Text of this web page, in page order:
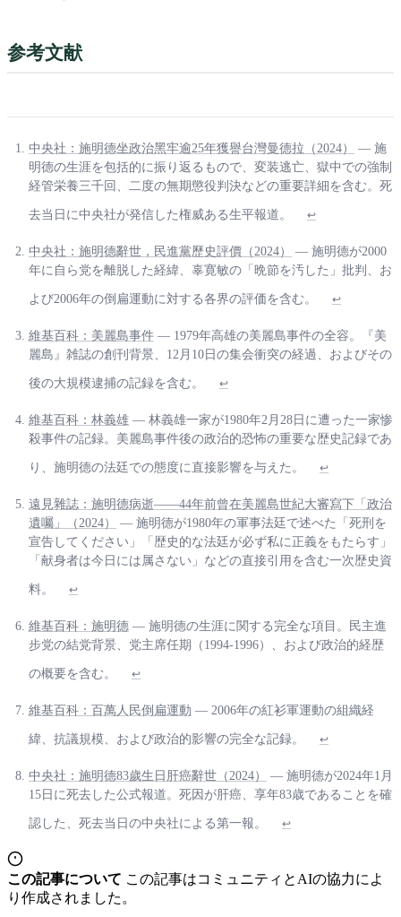
参考文献
中央社：施明德坐政治黑牢逾25年獲譽台灣曼德拉（2024）
— 施
明德の生涯を包括的に振り返るもので、変装逃亡、獄中での強制
経管栄養三千回、二度の無期懲役判決などの重要詳細を含む。死
去当日に中央社が発信した権威ある生平報道。 ↩
中央社：施明德辭世，民進黨歷史評價（2024）
— 施明德が2000
年に自ら党を離脱した経緯、辜寛敏の「晩節を汚した」批判、お
よび2006年の倒扁運動に対する各界の評価を含む。 ↩
維基百科：美麗島事件 — 1979年高雄の美麗島事件の全容。『美
麗島』雑誌の創刊背景、12月10日の集会衝突の経過、およびその
後の大規模逮捕の記録を含む。 ↩
維基百科：林義雄 — 林義雄一家が1980年2月28日に遭った一家惨
殺事件の記録。美麗島事件後の政治的恐怖の重要な歴史記録であ
り、施明德の法廷での態度に直接影響を与えた。 ↩
遠見雜誌：施明德病逝——44年前曾在美麗島世紀大審寫下「政治
遺囑」（2024）
— 施明德が1980年の軍事法廷で述べた「死刑を
宣告してください」「歴史的な法廷が必ず私に正義をもたらす」
「献身者は今日には属さない」などの直接引用を含む一次歴史資
料。 ↩
維基百科：施明德 — 施明德の生涯に関する完全な項目。民主進
步党の結党背景、党主席任期（1994-1996）、および政治的経歴
の概要を含む。 ↩
維基百科：百萬人民倒扁運動 — 2006年の紅衫軍運動の組織経
緯、抗議規模、および政治的影響の完全な記録。 ↩
中央社：施明德83歲生日肝癌辭世（2024）
— 施明德が2024年1月
15日に死去した公式報道。死因が肝癌、享年83歳であることを確
認した、死去当日の中央社による第一報。 ↩
この記事について この記事はコミュニティとAIの協力によ
り作成されました。